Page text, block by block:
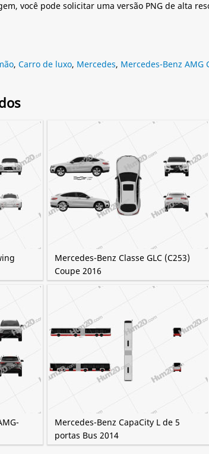
você pode solicitar uma versão PNG de alta
, Carro de luxo, Mercedes, Mercedes-Benz AMG
Mercedes-Benz Classe GLC (C253)
Coupe 2016
Mercedes-Benz CapaCity L de 5
portas Bus 2014